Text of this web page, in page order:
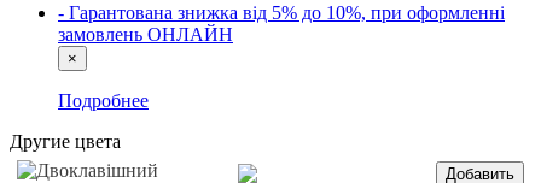
- Гарантована знижка від 5% до 10%, при оформленні
замовлень ОНЛАЙН
×
Подробнее
Другие цвета
Добавить